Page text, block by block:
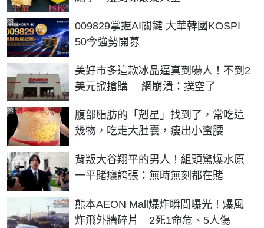
009829掌握AI關鍵 大華韓國KOSPI
50今強勢開募
PR
美好市多這款冰品逼真到嚇人！不到2
美元掀搶購 網崩潰：撲空了
腹部脂肪的「剋星」找到了，常吃這
幾物，吃走大肚囊，瘦出小蠻腰
PR
背叛大谷翔平的男人！組頭驚爆水原
一平賭癮誇張：無時無刻都在賭
熊本AEON Mall爆炸瞬間曝光！爆風
炸飛外牆碎片 2死1命危、5人傷